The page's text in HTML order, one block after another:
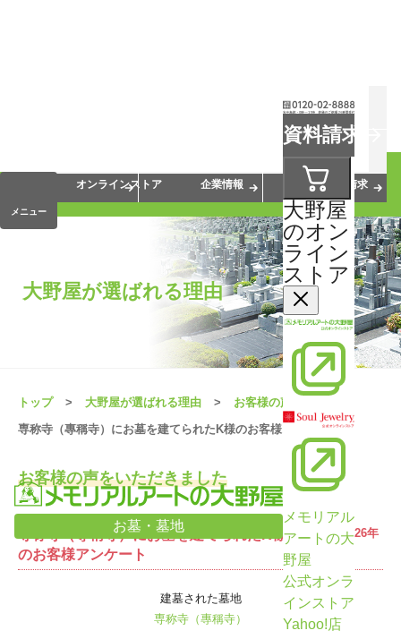
お墓・墓地
資料請求
大野屋
のオン
ライン
ストア
メモリアル
アートの大
野屋
公式オンラ
インストア
Yahoo!店
メニュー
会員サービス
オンラインストア
企業情報 資料請求
大野屋が選ばれる理由
トップ 大野屋が選ばれる理由
お客様の声
専称寺（專稱寺）にお墓を建てられたK様のお客様アンケート
お客様の声をいただきました
専称寺（專稱寺）にお墓を建てられたK様
のお客様アンケート
受信日：2026年
5月11日
建墓された墓地
専称寺（專稱寺）